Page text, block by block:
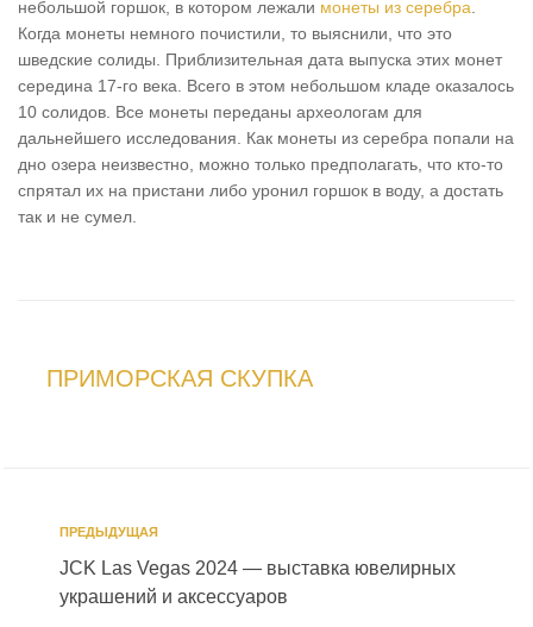
небольшой горшок, в котором лежали монеты из серебра.
Когда монеты немного почистили, то выяснили, что это
шведские солиды. Приблизительная дата выпуска этих монет
середина 17-го века. Всего в этом небольшом кладе оказалось
10 солидов. Все монеты переданы археологам для
дальнейшего исследования. Как монеты из серебра попали на
дно озера неизвестно, можно только предполагать, что кто-то
спрятал их на пристани либо уронил горшок в воду, а достать
так и не сумел.
ПРИМОРСКАЯ СКУПКА
ПРЕДЫДУЩАЯ
JCK Las Vegas 2024 — выставка ювелирных
украшений и аксессуаров